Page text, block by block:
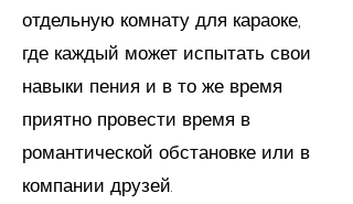
отдельную комнату для караоке,
где каждый может испытать свои
навыки пения и в то же время
приятно провести время в
романтической обстановке или в
компании друзей.